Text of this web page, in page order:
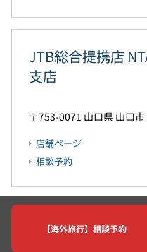
【海外旅行】相談予約
JTB総合提携店
支店
753-0071 山口県 山口市
店舗ページ
相談予約